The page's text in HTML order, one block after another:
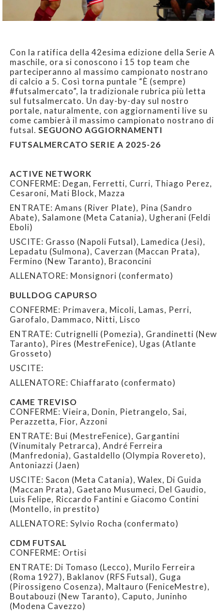
Con la ratifica della 42esima edizione della Serie A
maschile, ora si conoscono i 15 top team che
parteciperanno al massimo campionato nostrano
di calcio a 5. Così torna puntale “È (sempre)
#futsalmercato”, la tradizionale rubrica più letta
sul futsalmercato. Un day-by-day sul nostro
portale, naturalmente, con aggiornamenti live su
come cambierà il massimo campionato nostrano di
futsal. SEGUONO AGGIORNAMENTI
FUTSALMERCATO SERIE A 2025-26
ACTIVE NETWORK
CONFERME: Degan, Ferretti, Curri, Thiago Perez,
Cesaroni, Mati Block, Mazza
ENTRATE: Amans (River Plate), Pina (Sandro
Abate), Salamone (Meta Catania), Ugherani (Feldi
Eboli)
USCITE: Grasso (Napoli Futsal), Lamedica (Jesi),
Lepadatu (Sulmona), Caverzan (Maccan Prata),
Fermino (New Taranto), Braconcini
ALLENATORE: Monsignori (confermato)
BULLDOG CAPURSO
CONFERME: Primavera, Micoli, Lamas, Perri,
Garofalo, Dammaco, Nitti, Lisco
ENTRATE: Cutrignelli (Pomezia), Grandinetti (New
Taranto), Pires (MestreFenice), Ugas (Atlante
Grosseto)
USCITE:
ALLENATORE: Chiaffarato (confermato)
CAME TREVISO
CONFERME: Vieira, Donin, Pietrangelo, Sai,
Perazzetta, Fior, Azzoni
ENTRATE: Bui (MestreFenice), Gargantini
(Vinumitaly Petrarca), André Ferreira
(Manfredonia), Gastaldello (Olympia Rovereto),
Antoniazzi (Jaen)
USCITE: Sacon (Meta Catania), Walex, Di Guida
(Maccan Prata), Gaetano Musumeci, Del Gaudio,
Luis Felipe, Riccardo Fantini e Giacomo Contini
(Montello, in prestito)
ALLENATORE: Sylvio Rocha (confermato)
CDM FUTSAL
CONFERME: Ortisi
ENTRATE: Di Tomaso (Lecco), Murilo Ferreira
(Roma 1927), Baklanov (RFS Futsal), Guga
(Pirossigeno Cosenza), Maltauro (FeniceMestre),
Boutabouzi (New Taranto), Caputo, Juninho
(Modena Cavezzo)